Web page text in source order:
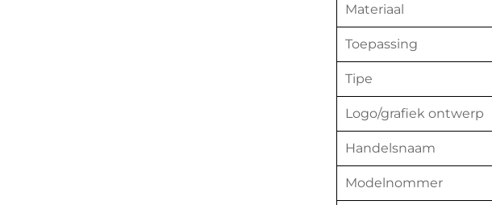
Materiaal
Toepassing
Tipe
Logo/grafiek ontwerp
Handelsnaam
Modelnommer